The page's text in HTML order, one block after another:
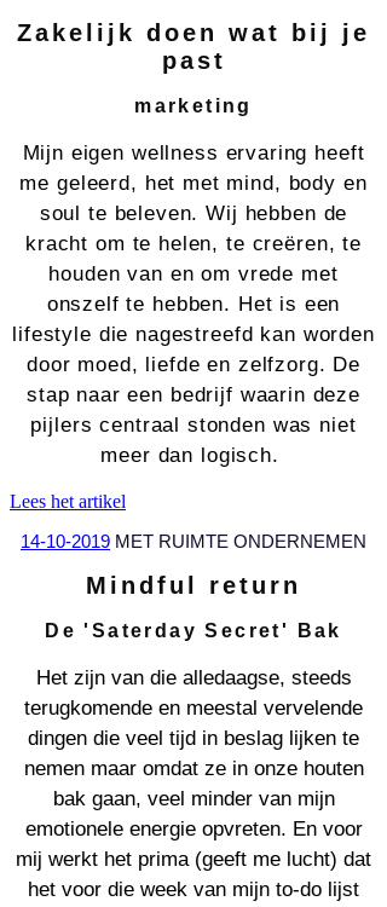
Zakelijk doen wat bij je
past
marketing
Mijn eigen wellness ervaring heeft
me geleerd, het met mind, body en
soul te beleven. Wij hebben de
kracht om te helen, te creëren, te
houden van en om vrede met
onszelf te hebben. Het is een
lifestyle die nagestreefd kan worden
door moed, liefde en zelfzorg. De
stap naar een bedrijf waarin deze
pijlers centraal stonden was niet
meer dan logisch.
Lees het artikel
14-10-2019 MET RUIMTE ONDERNEMEN
Mindful return
De 'Saterday Secret' Bak
Het zijn van die alledaagse, steeds
terugkomende en meestal vervelende
dingen die veel tijd in beslag lijken te
nemen maar omdat ze in onze houten
bak gaan, veel minder van mijn
emotionele energie opvreten. En voor
mij werkt het prima (geeft me lucht) dat
het voor die week van mijn to-do lijst